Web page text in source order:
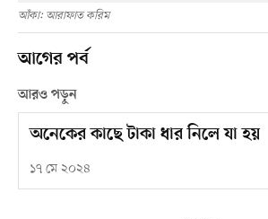
আঁকা: আরাফাত করিম
আগের পর্ব
আরও পড়ুন
অনেকের কাছে টাকা ধার নিলে যা হয়
১৭ মে ২০২৪